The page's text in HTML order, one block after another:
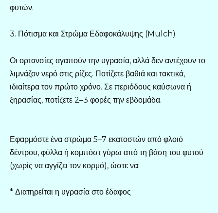
φυτών.
3. Πότισμα και Στρώμα Εδαφοκάλυψης (Mulch)
Οι ορτανσίες αγαπούν την υγρασία, αλλά δεν αντέχουν το
λιμνάζον νερό στις ρίζες. Ποτίζετε βαθιά και τακτικά,
ιδιαίτερα τον πρώτο χρόνο. Σε περιόδους καύσωνα ή
ξηρασίας, ποτίζετε 2–3 φορές την εβδομάδα.
Εφαρμόστε ένα στρώμα 5–7 εκατοστών από φλοιό
δέντρου, φύλλα ή κομπόστ γύρω από τη βάση του φυτού
(χωρίς να αγγίζει τον κορμό), ώστε να:
* Διατηρείται η υγρασία στο έδαφος